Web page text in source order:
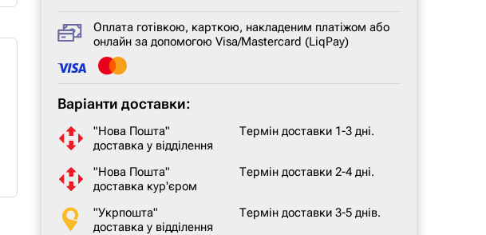
Оплата готівкою, карткою, накладеним платіжом або
онлайн за допомогою Visa/Mastercard (LiqPay)
Варіанти доставки:
"Нова Пошта"
доставка у відділення
Термін доставки 1-3 дні.
"Нова Пошта"
доставка кур'єром
Термін доставки 2-4 дні.
"Укрпошта"
доставка у відділення
Термін доставки 3-5 днів.